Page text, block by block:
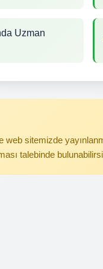
Uzman
web sitemizde
talebinde